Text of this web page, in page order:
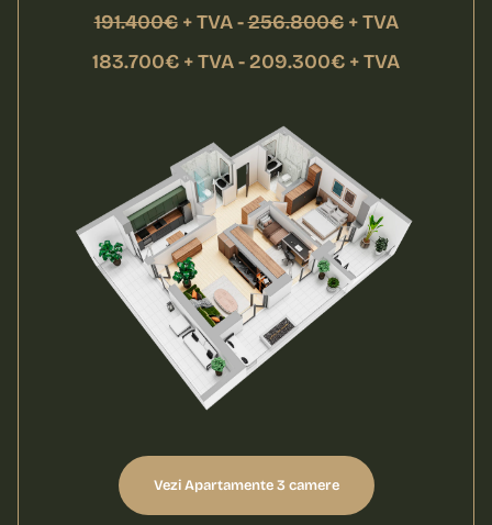
191.400€+ TVA -256.800€+ TVA
183.700€ + TVA - 209.300€ + TVA
Vezi Apartamente 3 camere